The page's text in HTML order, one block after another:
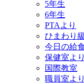
5年生
6年生
PTAより
ひまわり級
今日の給
保健室より
国際教室
職員室より